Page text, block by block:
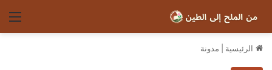
الرئيسية مدونة